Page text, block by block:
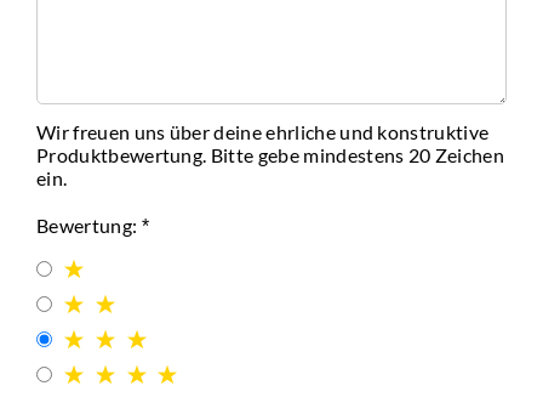
Wir freuen uns über deine ehrliche und konstruktive
Produktbewertung. Bitte gebe mindestens 20 Zeichen
ein.
Bewertung: